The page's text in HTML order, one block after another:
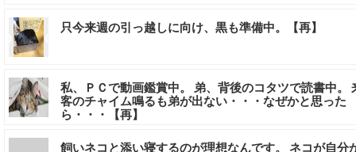
只今来週の引っ越しに向け、黒も準備中。【再】
私、ＰＣで動画鑑賞中。 弟、背後のコタツで読書中。
客のチャイム鳴るも弟が出ない・・・なぜかと思った
ら・・・【再】
飼いネコと添い寝するのが理想なんです。 ネコが自分